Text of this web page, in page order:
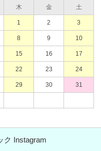
木 金 土
1 2 3
8 9 10
15 16 17
22 23 24
29 30 31
ク Instagram